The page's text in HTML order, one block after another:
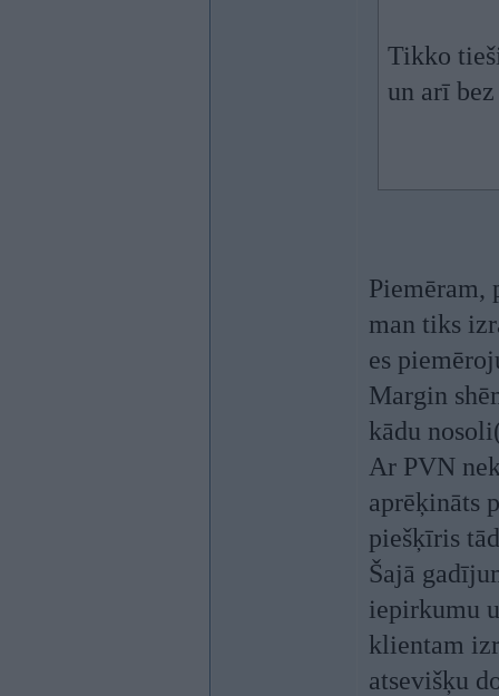
Tikko
un arī
Piemēram,
man tiks
es
Margin
kādu
Ar PVN
aprēķināts
piešķīris
Šajā
iepirkumu
klientam
atsevišķu